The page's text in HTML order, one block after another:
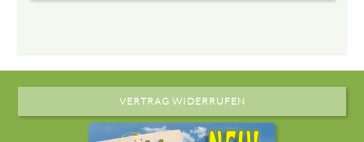
VERTRAG WIDERRUFEN